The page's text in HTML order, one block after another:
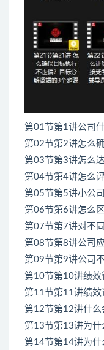
第01节第1讲公司
第02节第2讲怎么
第03节第3讲怎么
第04节第4讲怎么
第05节第5讲小公
第06节第6讲怎么
第07节第7讲对不
第08节第8讲公司
第09节第9讲公司
第10节第10讲绩效
第11节第11讲绩效
第12节第12讲什
第13节第13讲为
第14节第14讲为什